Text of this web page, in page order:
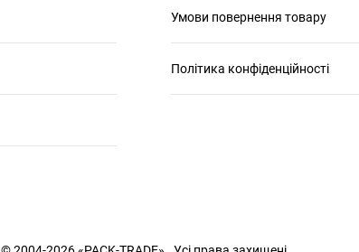
Умови повернення товару
Політика конфіденційності